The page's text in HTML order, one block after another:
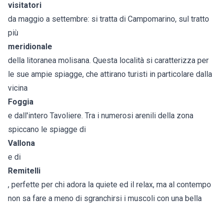
visitatori
da maggio a settembre: si tratta di Campomarino, sul tratto
più
meridionale
della litoranea molisana. Questa località si caratterizza per
le sue ampie spiagge, che attirano turisti in particolare dalla
vicina
Foggia
e dall'intero Tavoliere. Tra i numerosi arenili della zona
spiccano le spiagge di
Vallona
e di
Remitelli
, perfette per chi adora la quiete ed il relax, ma al contempo
non sa fare a meno di sgranchirsi i muscoli con una bella